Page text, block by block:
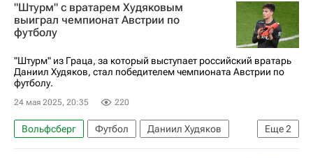
"Штурм" с вратарем Худяковым
выиграл чемпионат Австрии по
футболу
"Штурм" из Граца, за который выступает российский вратарь
Даниил Худяков, стал победителем чемпионата Австрии по
футболу.
24 мая 2025, 20:35 220
Еще2
Вольфсберг Футбол
Даниил Худяков
Штурм
Зальцбург